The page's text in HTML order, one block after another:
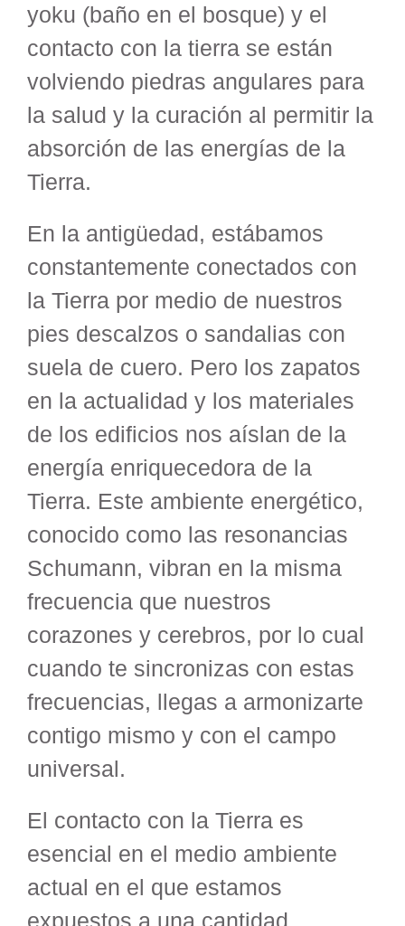
yoku (baño en el bosque) y el
contacto con la tierra se están
volviendo piedras angulares para
la salud y la curación al permitir la
absorción de las energías de la
Tierra.
En la antigüedad, estábamos
constantemente conectados con
la Tierra por medio de nuestros
pies descalzos o sandalias con
suela de cuero. Pero los zapatos
en la actualidad y los materiales
de los edificios nos aíslan de la
energía enriquecedora de la
Tierra. Este ambiente energético,
conocido como las resonancias
Schumann, vibran en la misma
frecuencia que nuestros
corazones y cerebros, por lo cual
cuando te sincronizas con estas
frecuencias, llegas a armonizarte
contigo mismo y con el campo
universal.
El contacto con la Tierra es
esencial en el medio ambiente
actual en el que estamos
expuestos a una cantidad